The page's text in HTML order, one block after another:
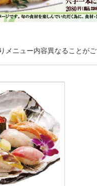
メニュー内容異なることが